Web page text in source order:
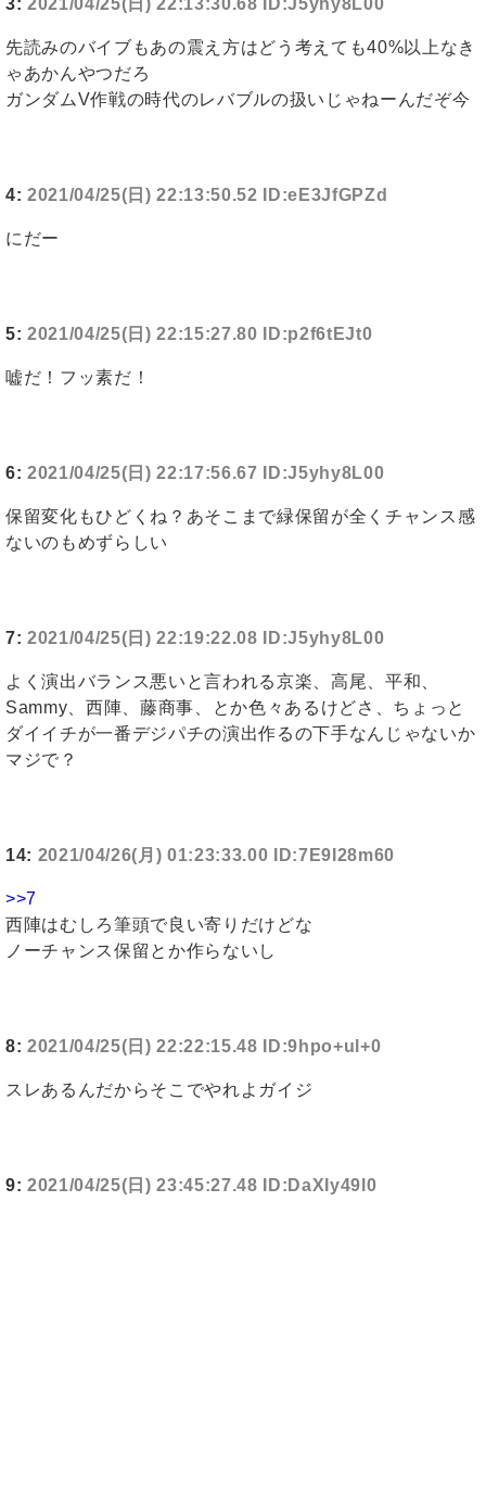
3: 2021/04/25(日) 22:13:30.68 ID:J5yhy8L00
先読みのバイブもあの震え方はどう考えても40%以上なき
ゃあかんやつだろ
ガンダムV作戦の時代のレバブルの扱いじゃねーんだぞ今
4: 2021/04/25(日) 22:13:50.52 ID:eE3JfGPZd
にだー
5: 2021/04/25(日) 22:15:27.80 ID:p2f6tEJt0
嘘だ！フッ素だ！
6: 2021/04/25(日) 22:17:56.67 ID:J5yhy8L00
保留変化もひどくね？あそこまで緑保留が全くチャンス感
ないのもめずらしい
7: 2021/04/25(日) 22:19:22.08 ID:J5yhy8L00
よく演出バランス悪いと言われる京楽、高尾、平和、
Sammy、西陣、藤商事、とか色々あるけどさ、ちょっと
ダイイチが一番デジパチの演出作るの下手なんじゃないか
マジで？
14: 2021/04/26(月) 01:23:33.00 ID:7E9I28m60
>>7
西陣はむしろ筆頭で良い寄りだけどな
ノーチャンス保留とか作らないし
8: 2021/04/25(日) 22:22:15.48 ID:9hpo+ul+0
スレあるんだからそこでやれよガイジ
9: 2021/04/25(日) 23:45:27.48 ID:DaXIy49l0